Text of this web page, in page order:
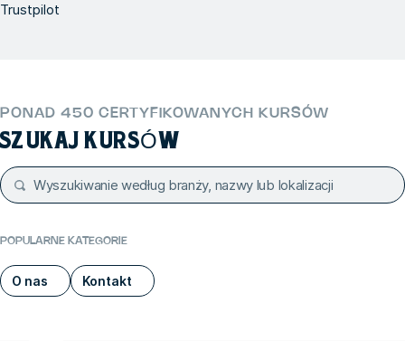
Trustpilot
PONAD 450 CERTYFIKOWANYCH KURSÓW
SZUKAJ KURSÓW
POPULARNE KATEGORIE
O nas Kontakt